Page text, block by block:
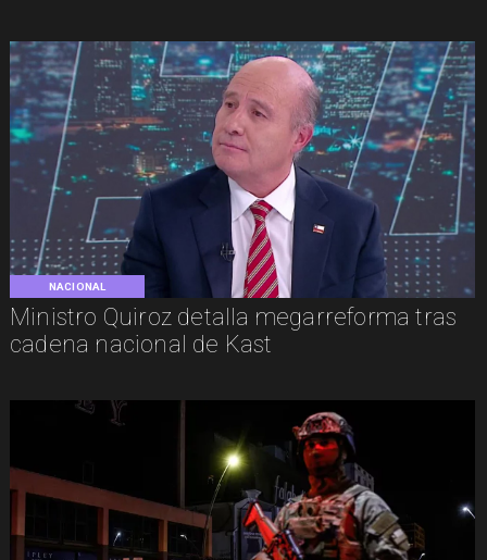
NACIONAL
Ministro Quiroz detalla megarreforma tras
cadena nacional de Kast